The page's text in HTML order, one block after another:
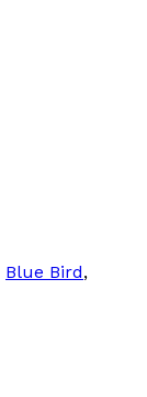
Blue Bird,